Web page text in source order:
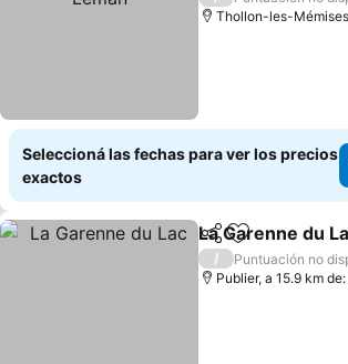
Thollon-les-
Seleccioná las fechas para ver los precios
exactos
Compartir
Añadir a
La Garenne du
/
Puntuación no
Publier, a 15.9 km